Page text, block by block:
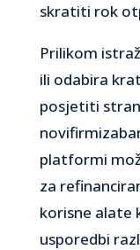
skratiti rok
Prilikom
ili odabira
posjetiti
platformi
za
korisne alate
usporedbi